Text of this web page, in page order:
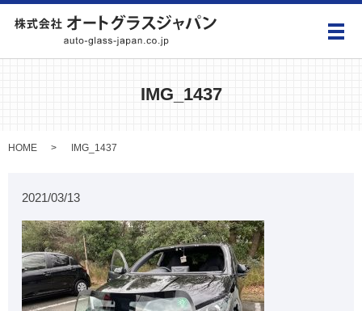
メ
IMG_1437
HOME IMG_1437
2021/03/13